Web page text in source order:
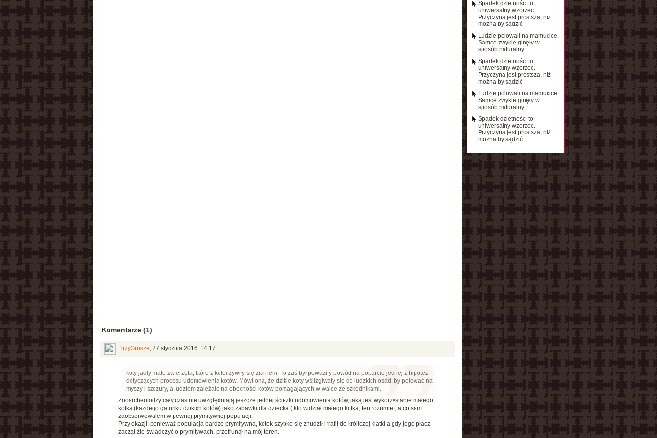
Komentarze (1)
TrzyGrosze, 27 stycznia 2016, 14:17
koty jadły małe zwierzęta, które z kolei żywiły się ziarnem. To zaś był poważny powód na poparcie jednej z hipotez
dotyczących procesu udomowienia kotów. Mówi ona, że dzikie koty wślizgiwały się do ludzkich osad, by polować na
myszy i szczury, a ludziom zależało na obecności kotów pomagających w walce ze szkodnikami.
Zooarcheolodzy cały czas nie uwzględniają jeszcze jednej ścieżki udomowienia kotów, jaką jest wykorzystanie małego
kotka (każdego gatunku dzikich kotów) jako zabawki dla dziecka ( kto widział małego kotka, ten rozumie), a co sam
zaobserwowałem w pewnej prymitywnej populacji.
Przy okazji: ponieważ populacja bardzo prymitywna, kotek szybko się znudził i trafił do króliczej klatki a gdy jego płacz
zaczął źle świadczyć o prymitywach, przefrunął na mój teren.
Spadek dzietności to
uniwersalny wzorzec.
Przyczyna jest prostsza, niż
można by sądzić
Ludzie polowali na mamucice.
Samce zwykle ginęły w
sposób naturalny
Spadek dzietności to
uniwersalny wzorzec.
Przyczyna jest prostsza, niż
można by sądzić
Ludzie polowali na mamucice.
Samce zwykle ginęły w
sposób naturalny
Spadek dzietności to
uniwersalny wzorzec.
Przyczyna jest prostsza, niż
można by sądzić